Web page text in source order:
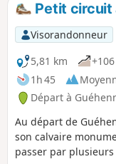
barrage de Saint-
Petit circuit
Visorandonneur
5,81 km
1h 45
Départ à
Au départ de
son calvaire
passer par